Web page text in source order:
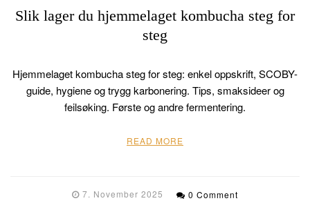
Slik lager du hjemmelaget kombucha steg for
steg
Hjemmelaget kombucha steg for steg: enkel oppskrift, SCOBY-
guide, hygiene og trygg karbonering. Tips, smaksideer og
feilsøking. Første og andre fermentering.
READ MORE
7. November 2025 0 Comment